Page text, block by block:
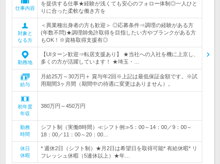
仕事内容
を提供する仕事★経験が浅くても安心のフォロー体制◎一人ひと
りに合った柔軟な働き方を
対象と
なる方
＜異業種出身者の方も歓迎＞ ◎応募条件⇒調理の経験がある方
(年数不問)★調理師免許取得を目指したい方やブランクがある方
もOK！※資格取得支援有◎
勤務地
【UIターン歓迎⇒転居支援あり】 ★当社への入社を機に上京し、
多くの方が活躍しています！ ★埼玉・…
給与
月給25万～30万円＋ 賞与年2回※上記は最低保証金額です。※試
用期間3ヶ月間（期間中の待遇に変更はありません）。
初年度
年収
380万円～450万円
勤務
時間
シフト制（実働8時間）≪シフト例≫5：00～14：00／9：00～
18：00／11：00～20：00…
休日
休暇
* 週休2日（シフト制）★月2日は希望日を取得可能* 有給休暇* リ
フレッシュ休暇（5連休以上）★年…